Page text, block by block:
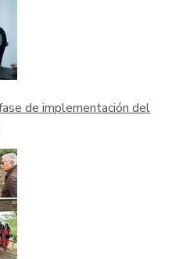
de implementación del